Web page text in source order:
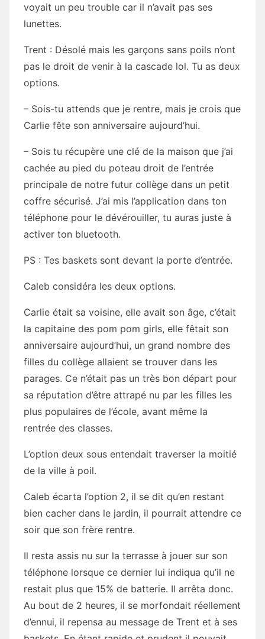
voyait un peu trouble car il n’avait pas ses
lunettes.
Trent : Désolé mais les garçons sans poils n’ont
pas le droit de venir à la cascade lol. Tu as deux
options.
– Sois-tu attends que je rentre, mais je crois que
Carlie fête son anniversaire aujourd’hui.
– Sois tu récupère une clé de la maison que j’ai
cachée au pied du poteau droit de l’entrée
principale de notre futur collège dans un petit
coffre sécurisé. J’ai mis l’application dans ton
téléphone pour le dévérouiller, tu auras juste à
activer ton bluetooth.
PS : Tes baskets sont devant la porte d’entrée.
Caleb considéra les deux options.
Carlie était sa voisine, elle avait son âge, c’était
la capitaine des pom pom girls, elle fêtait son
anniversaire aujourd’hui, un grand nombre des
filles du collège allaient se trouver dans les
parages. Ce n’était pas un très bon départ pour
sa réputation d’être attrapé nu par les filles les
plus populaires de l’école, avant même la
rentrée des classes.
L’option deux sous entendait traverser la moitié
de la ville à poil.
Caleb écarta l’option 2, il se dit qu’en restant
bien cacher dans le jardin, il pourrait attendre ce
soir que son frère rentre.
Il resta assis nu sur la terrasse à jouer sur son
téléphone lorsque ce dernier lui indiqua qu’il ne
restait plus que 15% de batterie. Il arrêta donc.
Au bout de 2 heures, il se morfondait réellement
d’ennui, il repensa au message de Trent et à ses